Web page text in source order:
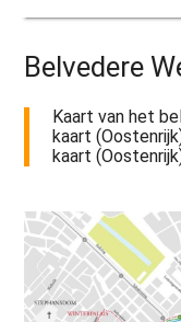
Belvedere
Kaart van het
kaart
kaart